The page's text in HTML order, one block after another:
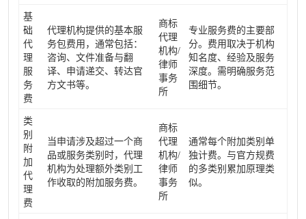
基
础
代
理
服
务
费
代理机构提供的基本服
务包费用，通常包括：
咨询、文件准备与翻
译、申请递交、转达官
方文书等。
商标
代理
机构/
律师
事务
所
专业服务费的主要部
分。费用取决于机构
知名度、经验及服务
深度。需明确服务范
围细节。
类
别
附
加
代
理
费
当申请涉及超过一个商
品或服务类别时，代理
机构为处理额外类别工
作收取的附加服务费。
商标
代理
机构/
律师
事务
所
通常每个附加类别单
独计费。与官方规费
的多类别累加原理类
似。